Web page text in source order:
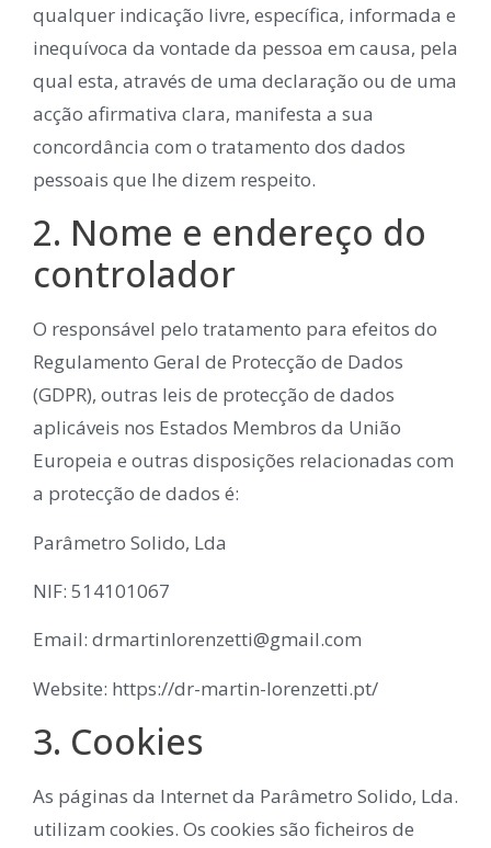
qualquer indicação livre, específica, informada e
inequívoca da vontade da pessoa em causa, pela
qual esta, através de uma declaração ou de uma
acção afirmativa clara, manifesta a sua
concordância com o tratamento dos dados
pessoais que lhe dizem respeito.
2. Nome e endereço do
controlador
O responsável pelo tratamento para efeitos do
Regulamento Geral de Protecção de Dados
(GDPR), outras leis de protecção de dados
aplicáveis nos Estados Membros da União
Europeia e outras disposições relacionadas com
a protecção de dados é:
Parâmetro Solido, Lda
NIF: 514101067
Email: drmartinlorenzetti@gmail.com
Website: https://dr-martin-lorenzetti.pt/
3. Cookies
As páginas da Internet da Parâmetro Solido, Lda.
utilizam cookies. Os cookies são ficheiros de